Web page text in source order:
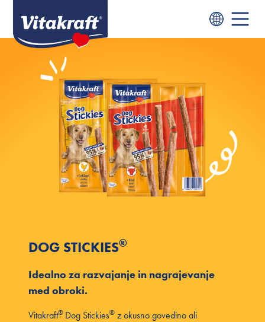
DOG STICKIES®
Idealno za razvajanje in nagrajevanje
med obroki.
Vitakraft® Dog Stickies® z okusno govedino ali